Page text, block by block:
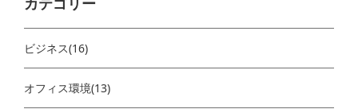
ビジネス(16)
オフィス環境(13)